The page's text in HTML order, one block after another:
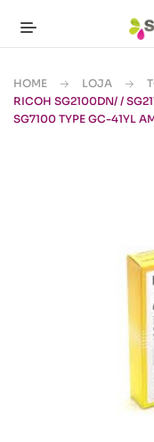
HOME LOJA
RICOH SG2100DN/ /
SG7100 TYPE GC-41YL